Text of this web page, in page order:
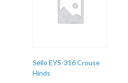
Sello EYS-316 Crouse
Hinds